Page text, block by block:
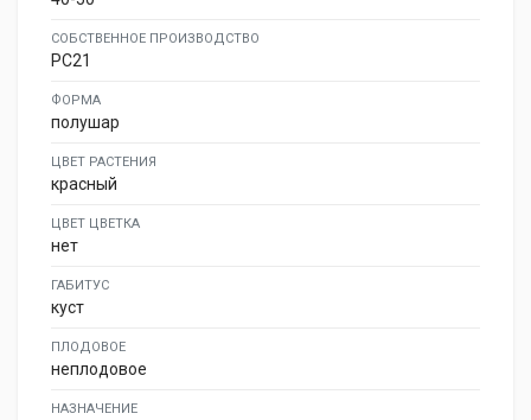
СОБСТВЕННОЕ ПРОИЗВОДСТВО
PC21
ФОРМА
полушар
ЦВЕТ РАСТЕНИЯ
красный
ЦВЕТ ЦВЕТКА
нет
ГАБИТУС
куст
ПЛОДОВОЕ
неплодовое
НАЗНАЧЕНИЕ